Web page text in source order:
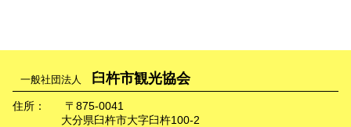
一般社団法人 臼杵市観光協会
住所：
〒875-0041
大分県臼杵市大字臼杵100-2